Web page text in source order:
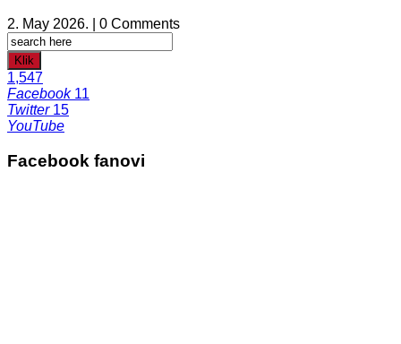
2. May 2026. | 0 Comments
Klik
1,547
Facebook 11
Twitter 15
YouTube
Facebook fanovi